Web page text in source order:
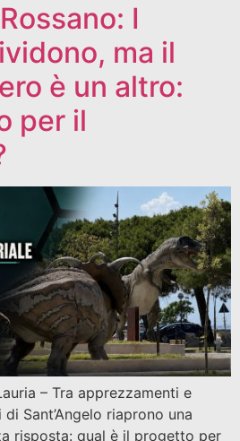
I
ma il
è un altro:
per il
– Tra apprezzamenti e
Sant’Angelo riaprono una
risposta: qual è il progetto per